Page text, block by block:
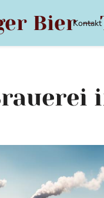
BierKontakt